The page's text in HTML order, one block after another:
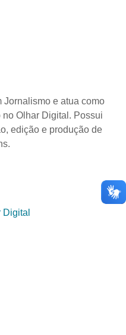
Jornalismo e atua como
Olhar Digital. Possui
edição e produção de